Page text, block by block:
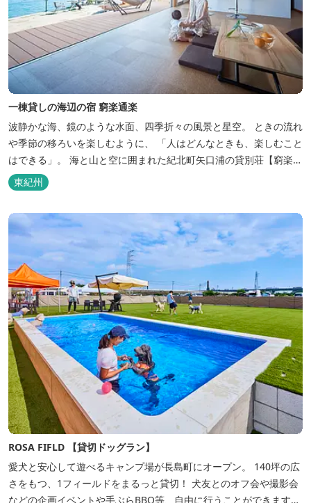
一棟貸しの海辺の宿 窮楽通楽
波静かな海、鏡のような水面、四季折々の風景と星空。 ときの流れ
や季節の移ろいを楽しむように、 「人はどんなときも、楽しむこと
はできる」。 海と山と空に囲まれた紀北町矢口浦の貸別荘【窮楽通
楽】。 中国古典『荘子』の一節「窮亦楽、通亦楽」から名づけまし
た。 いつでも気軽にご利用ください。
東紀州
ROSA FIFLD 【貸切ドッグラン】
愛犬と安心して遊べるキャンプ場が長島町にオープン。 140坪の広
さをもつ、1フィールドをまるっと貸切！ 犬友とのオフ会や撮影会
などの企画イベントや手ぶらBBQ等、自由に行うことができます。